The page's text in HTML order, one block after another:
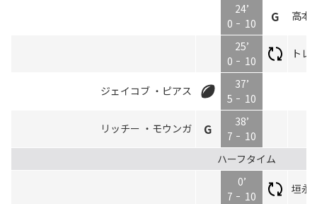
24’
0
10
高本
25’
0
10
トレ
ジェイコブ ・ピアス
37’
5
10
リッチー ・モウンガ
38’
7
10
ハーフタイム
0’
7
10
垣永